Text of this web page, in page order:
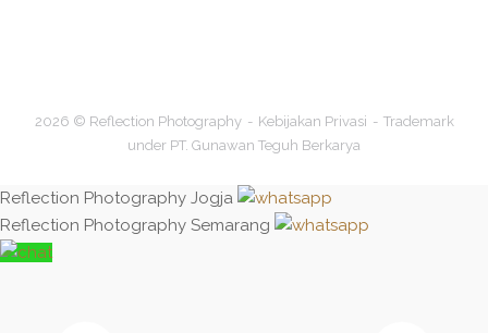
2026 © Reflection Photography Kebijakan Privasi
Trademark
under PT. Gunawan Teguh Berkarya
Reflection Photography Jogja
Reflection Photography Semarang